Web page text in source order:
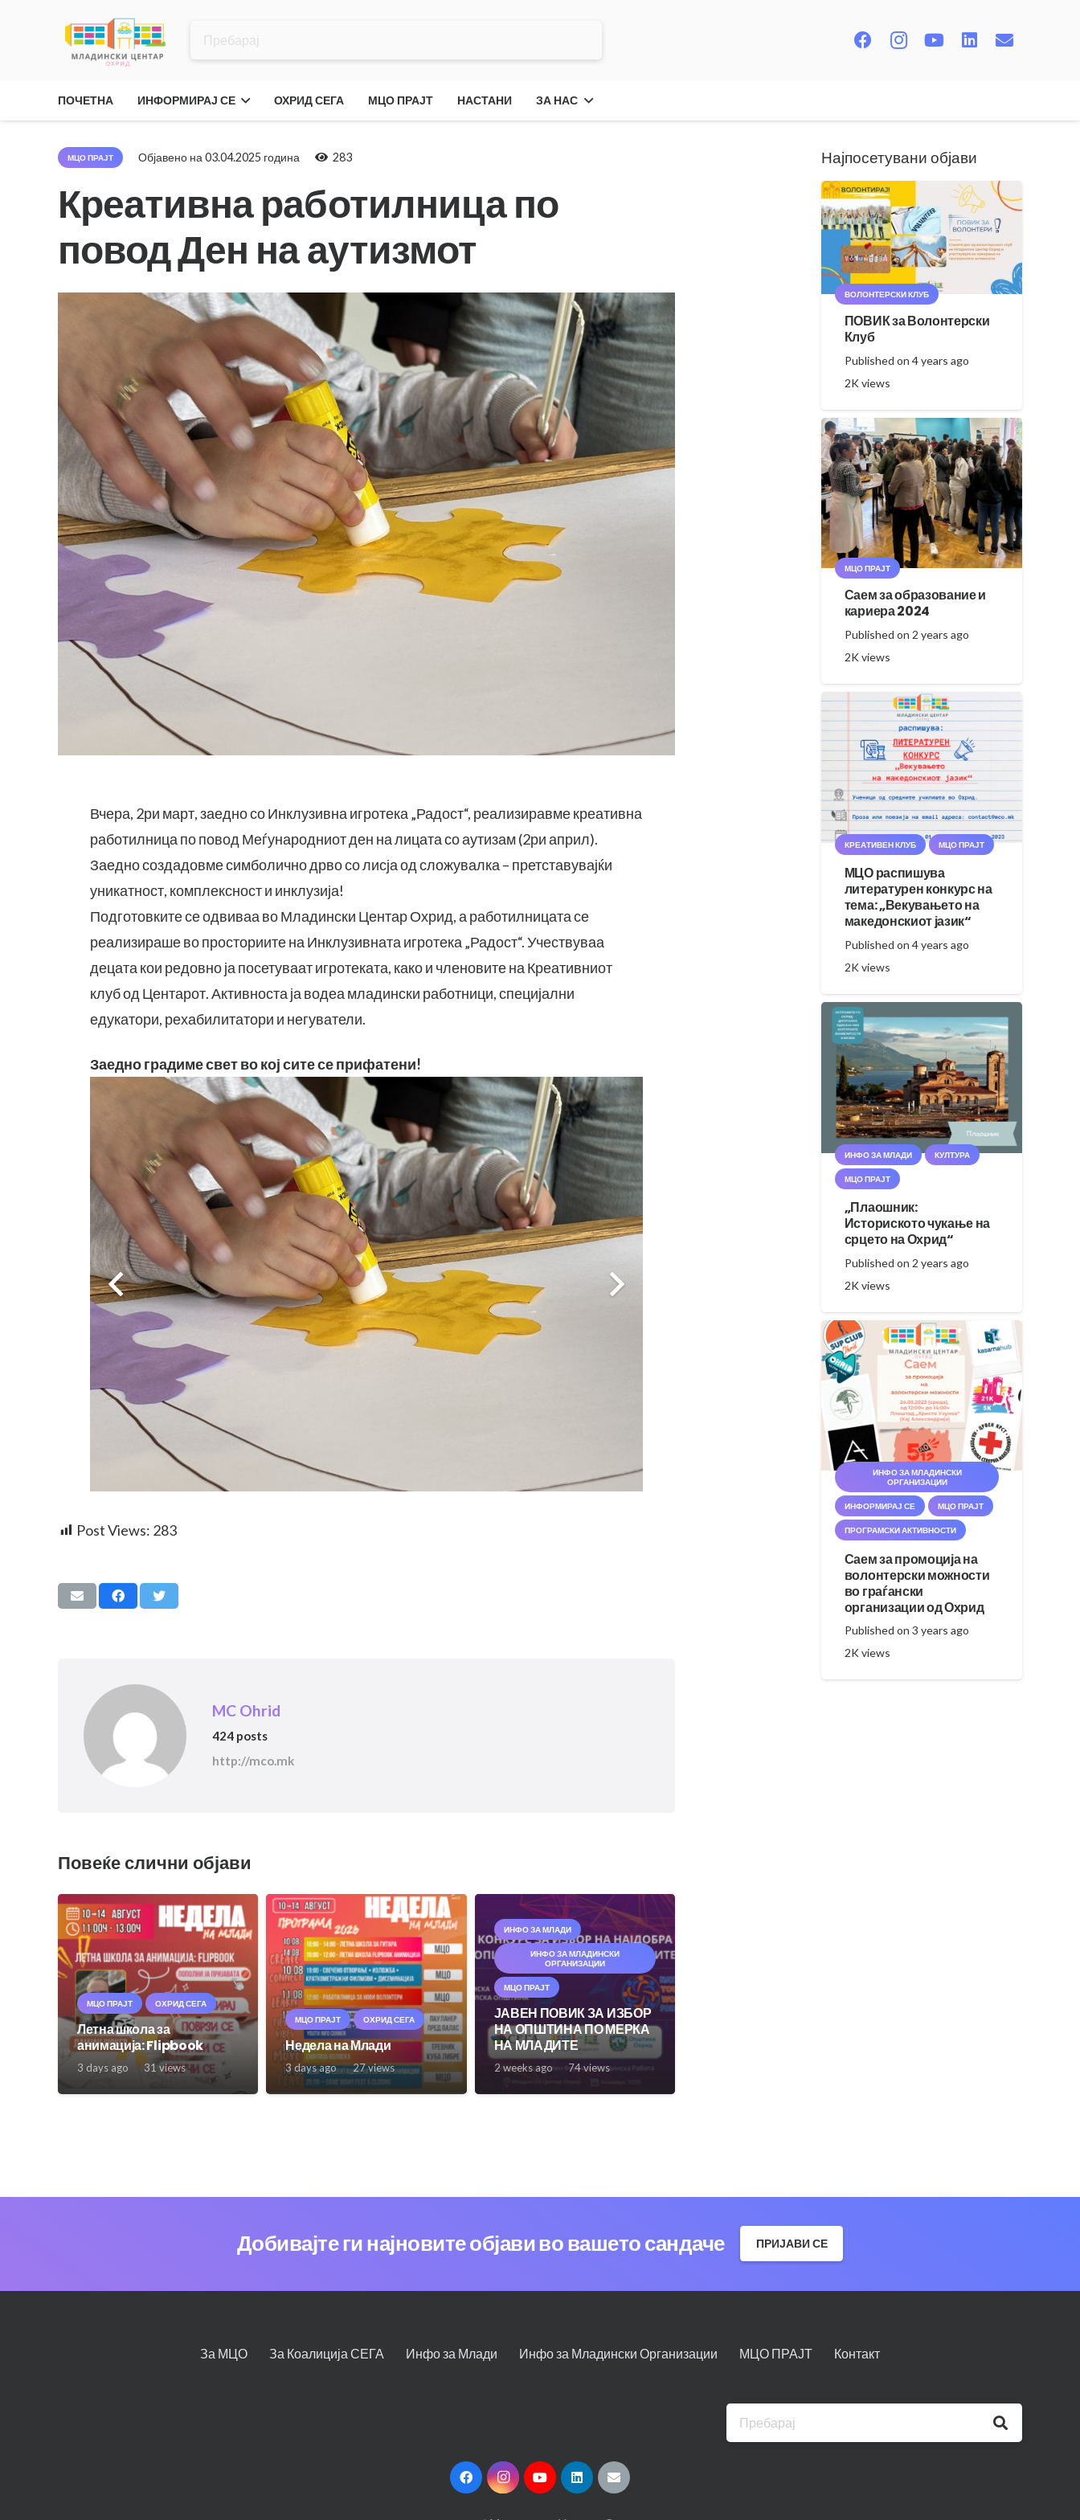
ПОЧЕТНА ИНФОРМИРАЈ СЕ ОХРИД СЕГА МЦО ПРАЈТ НАСТАНИ ЗА НАС
МЦО ПРАЈТ Објавено на03.04.2025 година 283
Креативна работилница по
повод Ден на аутизмот
Вчера, 2ри март, заедно со Инклузивна игротека „Радост“, реализиравме креативна
работилница по повод Меѓународниот ден на лицата со аутизам (2ри април).
Заедно создадовме симболично дрво со лисја од сложувалка – претставувајќи
уникатност, комплексност и инклузија!
Подготовките се одвиваа во Младински Центар Охрид, а работилницата се
реализираше во просториите на Инклузивната игротека „Радост“. Учествуваа
децата кои редовно ја посетуваат игротеката, како и членовите на Креативниот
клуб од Центарот. Активноста ја водеа младински работници, специјални
едукатори, рехабилитатори и негуватели.
Заедно градиме свет во кој сите се прифатени!
Post Views: 283
MC Ohrid
424 posts
http://mco.mk
Повеќе слични објави
МЦО ПРАЈТ ОХРИД СЕГА
Летна школа за
анимација: Flipbook
3 days ago 31 views
МЦО ПРАЈТ ОХРИД СЕГА
Недела на Млади
3 days ago 27views
ИНФО ЗА МЛАДИ
ИНФО ЗА МЛАДИНСКИ
ОРГАНИЗАЦИИ
МЦО ПРАЈТ
ЈАВЕН ПОВИК ЗА ИЗБОР
НА ОПШТИНА ПО МЕРКА
НА МЛАДИТЕ
2 weeks ago 74views
Најпосетувани објави
ВОЛОНТЕРСКИ КЛУБ
ПОВИК за Волонтерски
Клуб
Published on 4 years ago
2Kviews
МЦО ПРАЈТ
Саем за образование и
кариера 2024
Published on 2 years ago
2Kviews
КРЕАТИВЕН КЛУБ МЦО ПРАЈТ
МЦО распишува
литературен конкурс на
тема: „Векувањето на
македонскиот јазик“
Published on 4 years ago
2Kviews
ИНФО ЗА МЛАДИ КУЛТУРА
МЦО ПРАЈТ
„Плаошник:
Историското чукање на
срцето на Охрид“
Published on 2 years ago
2Kviews
ИНФО ЗА МЛАДИНСКИ
ОРГАНИЗАЦИИ
ИНФОРМИРАЈ СЕ МЦО ПРАЈТ
ПРОГРАМСКИ АКТИВНОСТИ
Саем за промоција на
волонтерски можности
во граѓански
организации од Охрид
Published on 3 years ago
2Kviews
Добивајте ги најновите објави во вашето сандаче ПРИЈАВИ СЕ
За МЦО За Коалиција СЕГА Инфо за Млади Инфо за Младински Организации МЦО ПРАЈТ Контакт